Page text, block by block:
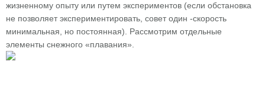
жизненному опыту или путем экспериментов (если обстановка
не позволяет экспериментировать, совет один -скорость
минимальная, но постоянная). Рассмотрим отдельные
элементы снежного «плавания».